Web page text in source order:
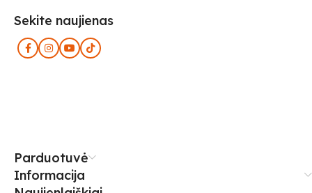
Sekite naujienas
Parduotuvė
Informacija